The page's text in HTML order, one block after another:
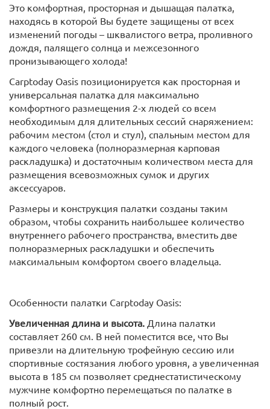
Это комфортная, просторная и дышащая палатка,
находясь в которой Вы будете защищены от всех
изменений погоды – шквалистого ветра, проливного
дождя, палящего солнца и межсезонного
пронизывающего холода!
Carptoday Oasis позиционируется как просторная и
универсальная палатка для максимально
комфортного размещения 2-х людей со всем
необходимым для длительных сессий снаряжением:
рабочим местом (стол и стул), спальным местом для
каждого человека (полноразмерная карповая
раскладушка) и достаточным количеством места для
размещения всевозможных сумок и других
аксессуаров.
Размеры и конструкция палатки созданы таким
образом, чтобы сохранить наибольшее количество
внутреннего рабочего пространства, вместить две
полноразмерных раскладушки и обеспечить
максимальным комфортом своего владельца.
Особенности палатки Carptoday Oasis:
Увеличенная длина и высота. Длина палатки
составляет 260 см. В ней поместится все, что Вы
привезли на длительную трофейную сессию или
спортивные состязания любого уровня, а увеличенная
высота в 185 см позволяет среднестатистическому
мужчине комфортно перемещаться по палатке в
полный рост.